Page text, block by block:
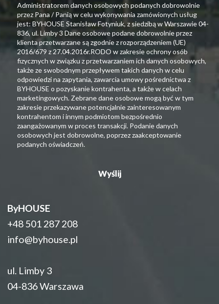
Administratorem danych osobowych podanych dobrowolnie
przez Pana / Panią w celu wykonywania zamówionych usług
jest: BYHOUSE Stanisław Fotyniuk, z siedzibą w Warszawie 04-
836, ul. Limby 3 Dane osobowe podane dobrowolnie przez
klienta przetwarzane są zgodnie z rozporządzeniem (UE)
2016/679 z 27.04.2016r.RODO w zakresie ochrony osób
fizycznych w związku z przetwarzaniem ich danych osobowych,
także ze swobodnym przepływem takich danych w celu
odpowiedzi na zapytania, zawarcia umowy pośrednictwa z
BYHOUSE o pozyskanie kontrahenta, a także w celach
marketingowych. Zebrane dane osobowe mogą być w tym
zakresie przekazywane potencjalnie zainteresowanym
kontrahentom i innym podmiotom bezpośrednio
zaangażowanym w proces transakcji. Podanie danych
osobowych jest dobrowolne, poprzez zaakceptowanie
podanych oświadczeń.
ByHOUSE
+48 501 287 208
info@byhouse.pl
ul. Limby 3
04-836 Warszawa